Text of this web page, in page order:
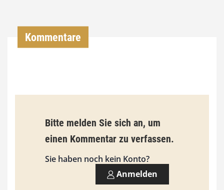
9
3
0
0
Kommentare
Bitte melden Sie sich an, um
einen Kommentar zu verfassen.
Sie haben noch kein Konto?
Anmelden